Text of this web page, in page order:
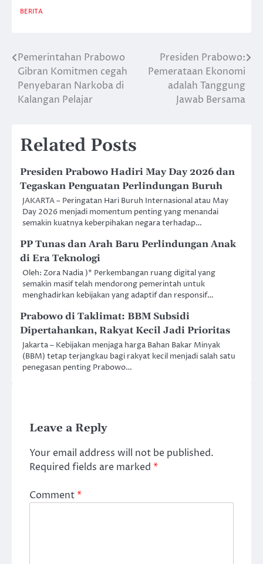
BERITA
Post
navigation
Pemerintahan Prabowo
Gibran Komitmen cegah
Penyebaran Narkoba di
Kalangan Pelajar
Presiden Prabowo:
Pemerataan Ekonomi
adalah Tanggung
Jawab Bersama
Related Posts
Presiden Prabowo Hadiri May Day 2026 dan
Tegaskan Penguatan Perlindungan Buruh
JAKARTA – Peringatan Hari Buruh Internasional atau May
Day 2026 menjadi momentum penting yang menandai
semakin kuatnya keberpihakan negara terhadap…
PP Tunas dan Arah Baru Perlindungan Anak
di Era Teknologi
Oleh: Zora Nadia )* Perkembangan ruang digital yang
semakin masif telah mendorong pemerintah untuk
menghadirkan kebijakan yang adaptif dan responsif…
Prabowo di Taklimat: BBM Subsidi
Dipertahankan, Rakyat Kecil Jadi Prioritas
Jakarta – Kebijakan menjaga harga Bahan Bakar Minyak
(BBM) tetap terjangkau bagi rakyat kecil menjadi salah satu
penegasan penting Prabowo…
Leave a Reply
Your email address will not be published.
Required fields are marked *
Comment*